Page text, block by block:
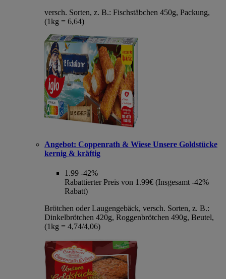
versch. Sorten, z. B.: Fischstäbchen 450g, Packung,
(1kg = 6,64)
Angebot: Coppenrath & Wiese Unsere Goldstücke
kernig & kräftig
1.99 -42%
Rabattierter Preis von 1.99€ (Insgesamt -42%
Rabatt)
Brötchen oder Laugengebäck, versch. Sorten, z. B.:
Dinkelbrötchen 420g, Roggenbrötchen 490g, Beutel,
(1kg = 4,74/4,06)